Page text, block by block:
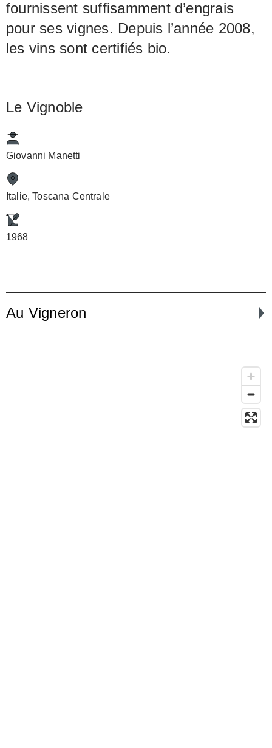
fournissent suffisamment d’engrais
pour ses vignes. Depuis l’année 2008,
les vins sont certifiés bio.
Le Vignoble
Giovanni Manetti
Italie, Toscana Centrale
1968
Au Vigneron